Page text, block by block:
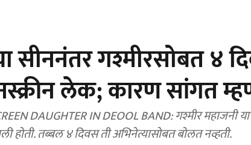
सीननंतर गश्मीरसोबत ४
लेक; कारण सांगत
होती. तब्बल ४ दिवस ती अभिनेत्यासोबत बोलत नव्हती.